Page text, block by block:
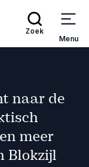
Zoek
Menu
naar de
meer
Blokzijl